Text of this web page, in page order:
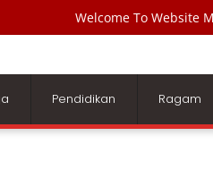
Welcome To Website
Pendidikan Ragam